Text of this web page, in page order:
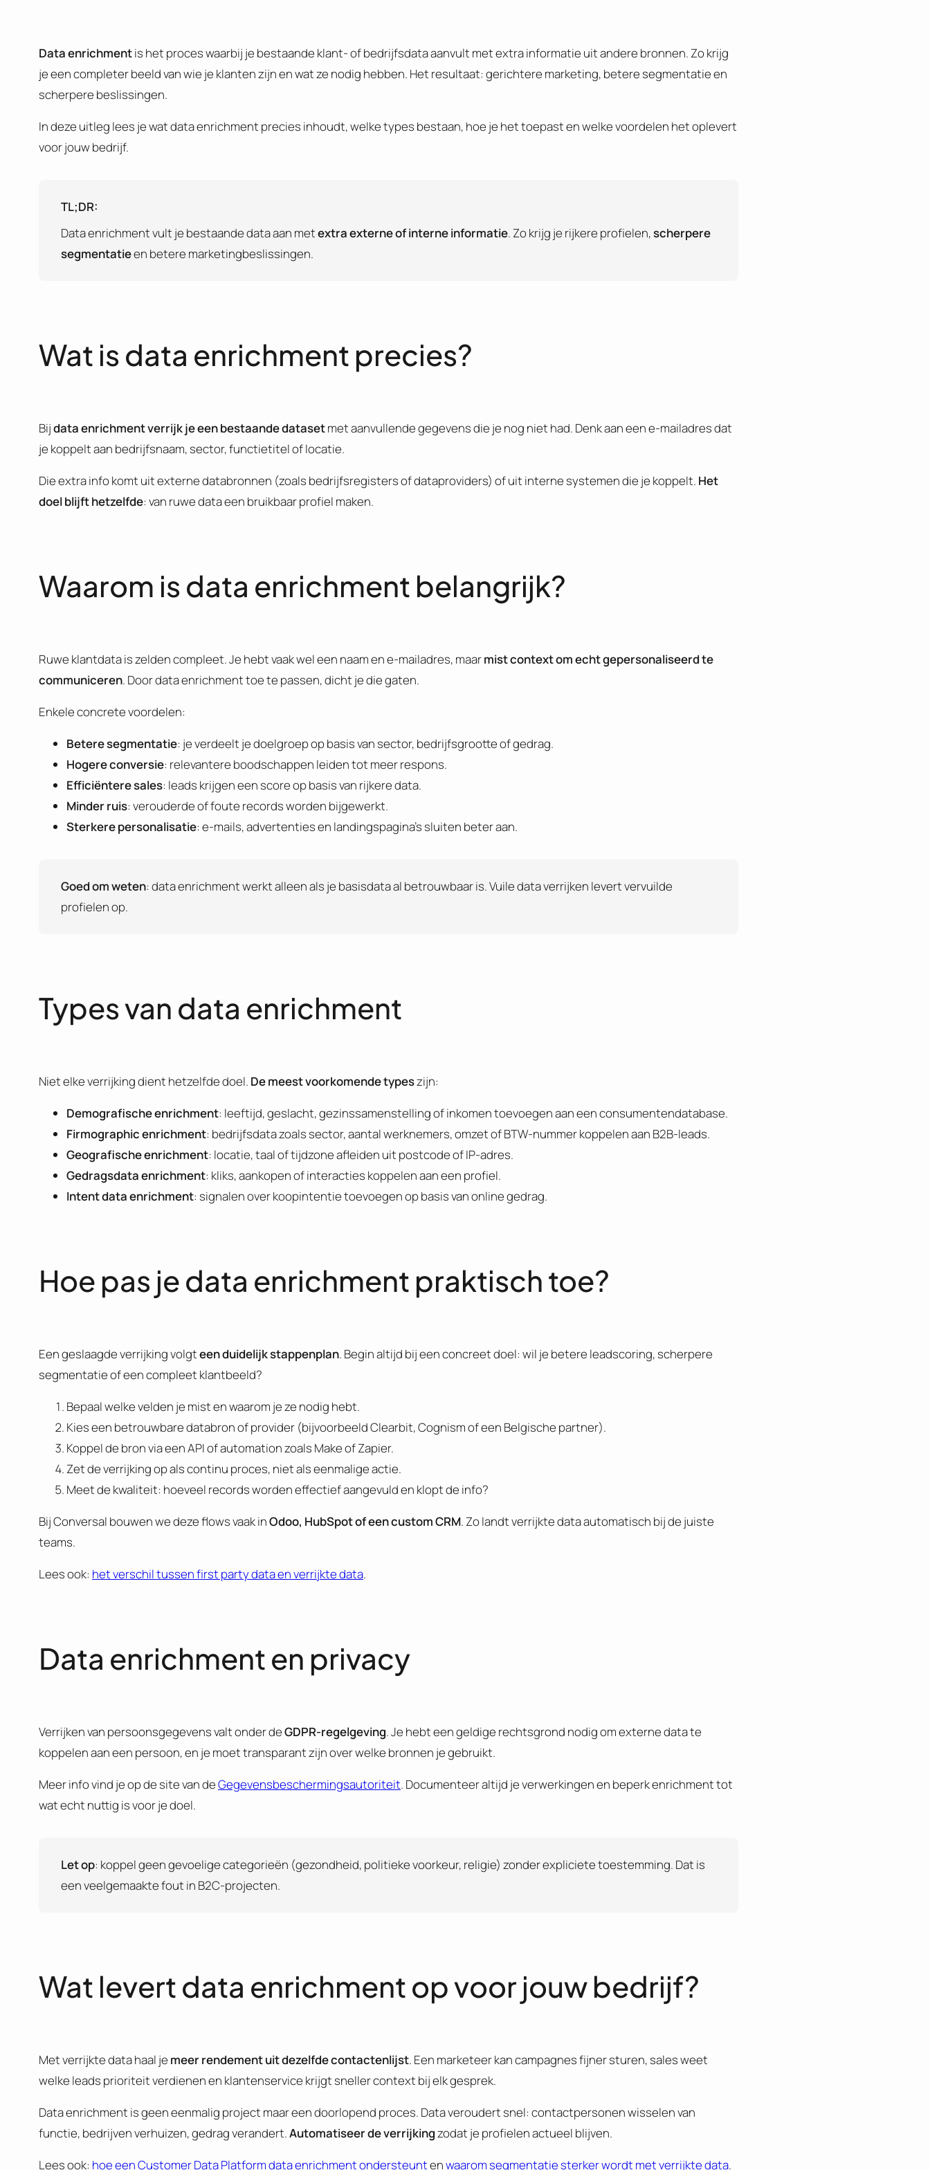
Data enrichmentis het proces waarbij je bestaande klant- of bedrijfsdata aanvult met extra informatie uit andere bronnen. Zo krijg
je een completer beeld van wie je klanten zijn en wat ze nodig hebben. Het resultaat: gerichtere marketing, betere segmentatie en
scherpere beslissingen.
In deze uitleg lees je wat data enrichment precies inhoudt, welke types bestaan, hoe je het toepast en welke voordelen het oplevert
voor jouw bedrijf.
TL;DR:
Data enrichment vult je bestaande data aan metextra externe of interne informatie. Zo krijg je rijkere profielen,scherpere
segmentatieen betere marketingbeslissingen.
Wat is data enrichment precies?
Bijdata enrichment verrijk je een bestaande datasetmet aanvullende gegevens die je nog niet had. Denk aan een e-mailadres dat
je koppelt aan bedrijfsnaam, sector, functietitel of locatie.
Die extra info komt uit externe databronnen (zoals bedrijfsregisters of dataproviders) of uit interne systemen die je koppelt. Het
doel blijft hetzelfde: van ruwe data een bruikbaar profiel maken.
Waarom is data enrichment belangrijk?
Ruwe klantdata is zelden compleet. Je hebt vaak wel een naam en e-mailadres, maarmist context om echt gepersonaliseerd te
communiceren. Door data enrichment toe te passen, dicht je die gaten.
Enkele concrete voordelen:
Betere segmentatie: je verdeelt je doelgroep op basis van sector, bedrijfsgrootte of gedrag.
Hogere conversie: relevantere boodschappen leiden tot meer respons.
Efficiëntere sales: leads krijgen een score op basis van rijkere data.
Minder ruis: verouderde of foute records worden bijgewerkt.
Sterkere personalisatie: e-mails, advertenties en landingspagina’s sluiten beter aan.
Goed om weten: data enrichment werkt alleen als je basisdata al betrouwbaar is. Vuile data verrijken levert vervuilde
profielen op.
Types van data enrichment
Niet elke verrijking dient hetzelfde doel. De meest voorkomende typeszijn:
Demografische enrichment: leeftijd, geslacht, gezinssamenstelling of inkomen toevoegen aan een consumentendatabase.
Firmographic enrichment: bedrijfsdata zoals sector, aantal werknemers, omzet of BTW-nummer koppelen aan B2B-leads.
Geografische enrichment: locatie, taal of tijdzone afleiden uit postcode of IP-adres.
Gedragsdata enrichment: kliks, aankopen of interacties koppelen aan een profiel.
Intent data enrichment: signalen over koopintentie toevoegen op basis van online gedrag.
Hoe pas je data enrichment praktisch toe?
Een geslaagde verrijking volgteen duidelijk stappenplan. Begin altijd bij een concreet doel: wil je betere leadscoring, scherpere
segmentatie of een compleet klantbeeld?
Bepaal welke velden je mist en waarom je ze nodig hebt.
Kies een betrouwbare databron of provider (bijvoorbeeld Clearbit, Cognism of een Belgische partner).
Koppel de bron via een API of automation zoals Make of Zapier.
Zet de verrijking op als continu proces, niet als eenmalige actie.
Meet de kwaliteit: hoeveel records worden effectief aangevuld en klopt de info?
Bij Conversal bouwen we deze flows vaak inOdoo, HubSpot of een custom CRM. Zo landt verrijkte data automatisch bij de juiste
teams.
Lees ook: het verschil tussen first party data en verrijkte data.
Data enrichment en privacy
Verrijken van persoonsgegevens valt onder deGDPR-regelgeving. Je hebt een geldige rechtsgrond nodig om externe data te
koppelen aan een persoon, en je moet transparant zijn over welke bronnen je gebruikt.
Meer info vind je op de site van deGegevensbeschermingsautoriteit. Documenteer altijd je verwerkingen en beperk enrichment tot
wat echt nuttig is voor je doel.
Let op: koppel geen gevoelige categorieën (gezondheid, politieke voorkeur, religie) zonder expliciete toestemming. Dat is
een veelgemaakte fout in B2C-projecten.
Wat levert data enrichment op voor jouw bedrijf?
Met verrijkte data haal je meer rendement uit dezelfde contactenlijst. Een marketeer kan campagnes fijner sturen, sales weet
welke leads prioriteit verdienen en klantenservice krijgt sneller context bij elk gesprek.
Data enrichment is geen eenmalig project maar een doorlopend proces. Data veroudert snel: contactpersonen wisselen van
functie, bedrijven verhuizen, gedrag verandert.Automatiseer de verrijkingzodat je profielen actueel blijven.
Lees ook: hoe een Customer Data Platform data enrichment ondersteuntenwaarom segmentatie sterker wordt met verrijkte data.